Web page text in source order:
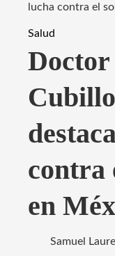
lucha contra el
Salud
contra
en
Samuel